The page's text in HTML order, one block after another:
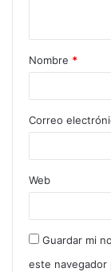
Nombre *
Correo
Web
Guardar mi
este navegador